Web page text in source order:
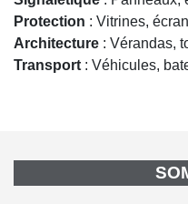
Protection : Vitrines,
Architecture : Vérandas,
Transport : Véhicules,